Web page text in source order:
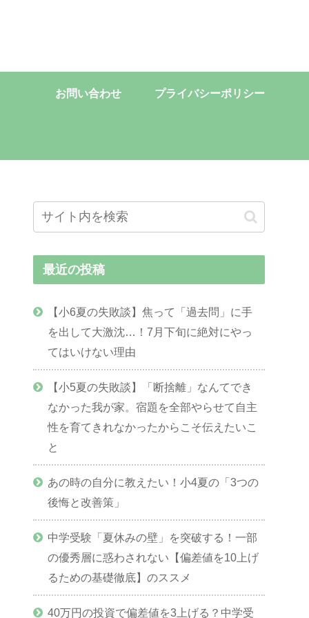
お問い合わせ プライバシーポリシー
最近の投稿
【小6夏の失敗談】焦って「過去問」に手
を出して大激沈…！7月下旬に絶対にやっ
てはいけない理由
【小5夏の失敗談】「断捨離」なんてでき
なかった我が家。宿題を全部やらせて自主
性を育てきれなかったからこそ伝えたいこ
と
あの時の自分に教えたい！小4夏の「3つの
後悔と改善策」
中学受験「夏休みの壁」を突破する！一部
の優秀層に惑わされない【偏差値を10上げ
るための基礎徹底】のススメ
40万円の投資で偏差値を3上げる？中学受